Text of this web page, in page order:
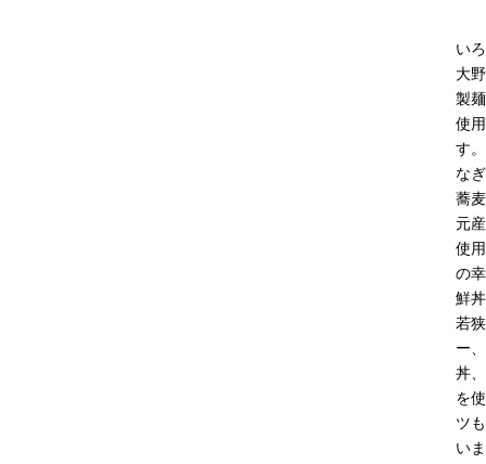
い
大
製
使
す
な
蕎
元
使
の
鮮
若
ー
丼
を
ツ
い